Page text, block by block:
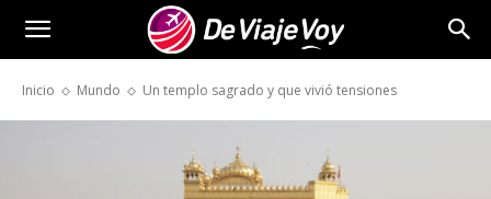
Inicio Mundo Un templo sagrado y que vivió tensiones